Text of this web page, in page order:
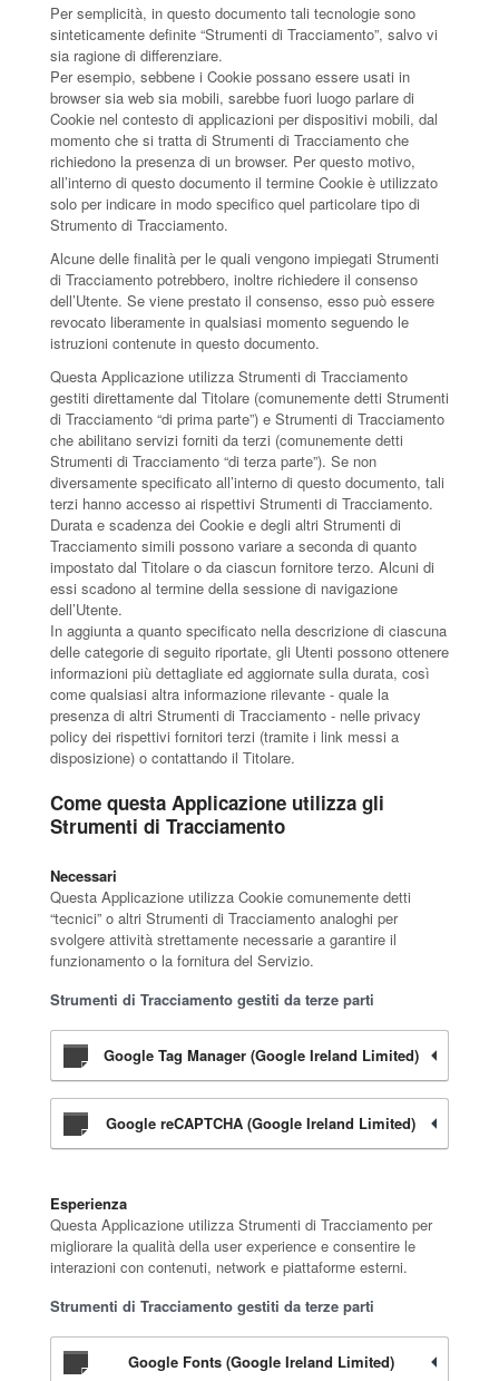
Per semplicità, in questo documento tali tecnologie sono
sinteticamente definite “Strumenti di Tracciamento”, salvo vi
sia ragione di differenziare.
Per esempio, sebbene i Cookie possano essere usati in
browser sia web sia mobili, sarebbe fuori luogo parlare di
Cookie nel contesto di applicazioni per dispositivi mobili, dal
momento che si tratta di Strumenti di Tracciamento che
richiedono la presenza di un browser. Per questo motivo,
all’interno di questo documento il termine Cookie è utilizzato
solo per indicare in modo specifico quel particolare tipo di
Strumento di Tracciamento.
Alcune delle finalità per le quali vengono impiegati Strumenti
di Tracciamento potrebbero, inoltre richiedere il consenso
dell’Utente. Se viene prestato il consenso, esso può essere
revocato liberamente in qualsiasi momento seguendo le
istruzioni contenute in questo documento.
Questa Applicazione utilizza Strumenti di Tracciamento
gestiti direttamente dal Titolare (comunemente detti Strumenti
di Tracciamento “di prima parte”) e Strumenti di Tracciamento
che abilitano servizi forniti da terzi (comunemente detti
Strumenti di Tracciamento “di terza parte”). Se non
diversamente specificato all’interno di questo documento, tali
terzi hanno accesso ai rispettivi Strumenti di Tracciamento.
Durata e scadenza dei Cookie e degli altri Strumenti di
Tracciamento simili possono variare a seconda di quanto
impostato dal Titolare o da ciascun fornitore terzo. Alcuni di
essi scadono al termine della sessione di navigazione
dell’Utente.
In aggiunta a quanto specificato nella descrizione di ciascuna
delle categorie di seguito riportate, gli Utenti possono ottenere
informazioni più dettagliate ed aggiornate sulla durata, così
come qualsiasi altra informazione rilevante - quale la
presenza di altri Strumenti di Tracciamento - nelle privacy
policy dei rispettivi fornitori terzi (tramite i link messi a
disposizione) o contattando il Titolare.
Come questa Applicazione utilizza gli
Strumenti di Tracciamento
Necessari
Questa Applicazione utilizza Cookie comunemente detti
“tecnici” o altri Strumenti di Tracciamento analoghi per
svolgere attività strettamente necessarie a garantire il
funzionamento o la fornitura del Servizio.
Strumenti di Tracciamento gestiti da terze parti
Google Tag Manager (Google Ireland Limited)
Google reCAPTCHA (Google Ireland Limited)
Esperienza
Questa Applicazione utilizza Strumenti di Tracciamento per
migliorare la qualità della user experience e consentire le
interazioni con contenuti, network e piattaforme esterni.
Strumenti di Tracciamento gestiti da terze parti
Google Fonts (Google Ireland Limited)